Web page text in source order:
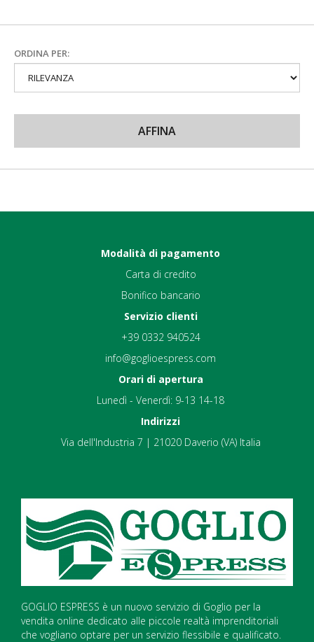
ORDINA PER:
AFFINA
Modalità di pagamento
Carta di credito
Bonifico bancario
Servizio clienti
+39 0332 940524
info@goglioespress.com
Orari di apertura
Lunedì - Venerdì: 9-13 14-18
Indirizzi
Via dell'Industria 7 | 21020 Daverio (VA) Italia
GOGLIO ESPRESS è un nuovo servizio di Goglio per la
vendita online dedicato alle piccole realtà imprenditoriali
che vogliano optare per un servizio flessibile e qualificato.